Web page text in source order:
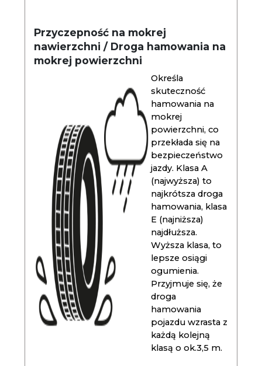
Przyczepność na mokrej
nawierzchni / Droga hamowania na
mokrej powierzchni
Określa
skuteczność
hamowania na
mokrej
powierzchni, co
przekłada się na
bezpieczeństwo
jazdy. Klasa A
(najwyższa) to
najkrótsza droga
hamowania, klasa
E (najniższa)
najdłuższa.
Wyższa klasa, to
lepsze osiągi
ogumienia.
Przyjmuje się, że
droga
hamowania
pojazdu wzrasta z
każdą kolejną
klasą o ok.3,5 m.